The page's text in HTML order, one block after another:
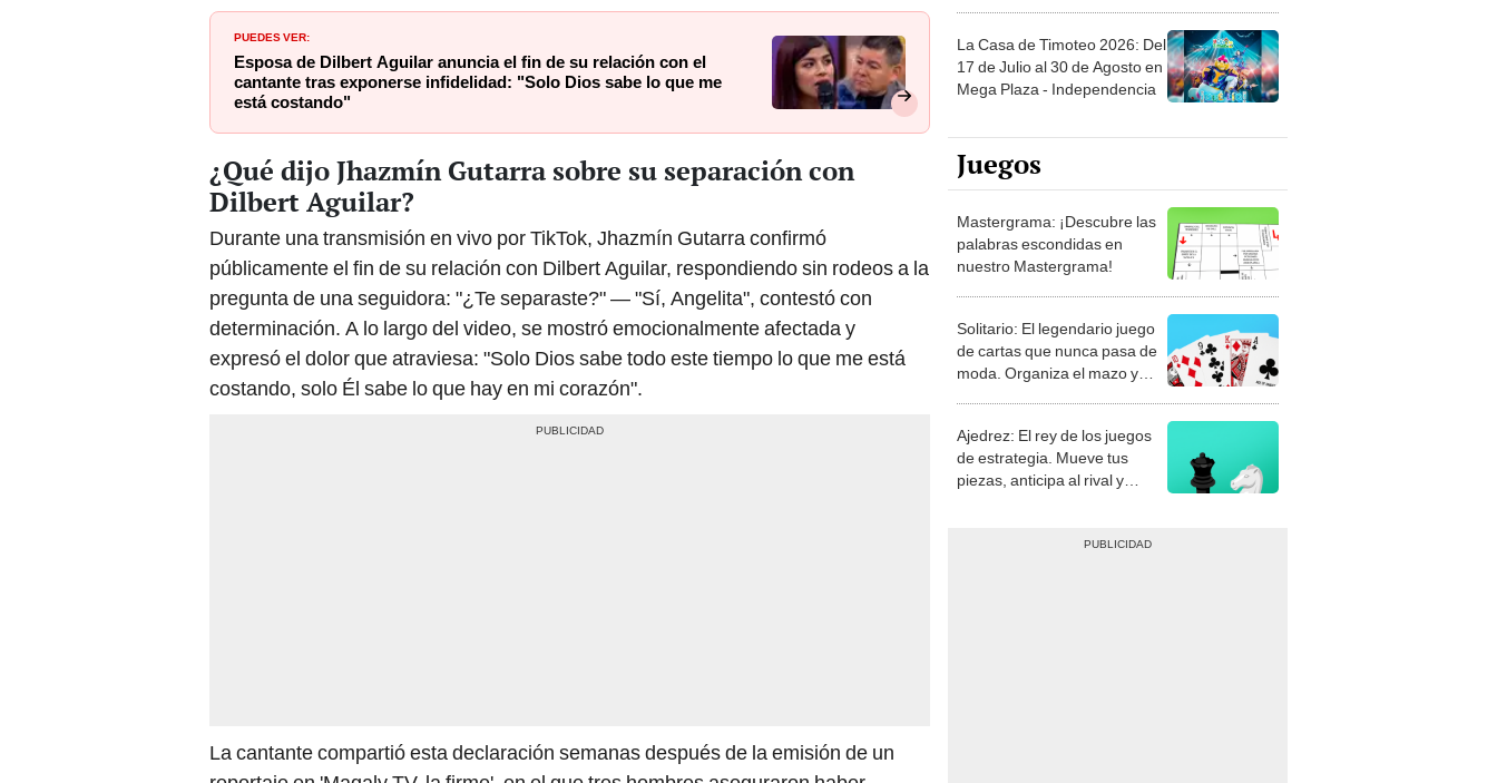
PUEDES VER:
Esposa de Dilbert Aguilar anuncia el fin de su relación con el
cantante tras exponerse infidelidad: "Solo Dios sabe lo que me
está costando"
¿Qué dijo Jhazmín Gutarra sobre su separación con
Dilbert Aguilar?
Durante una transmisión en vivo por TikTok, Jhazmín Gutarra confirmó
públicamente el fin de su relación con Dilbert Aguilar, respondiendo sin rodeos a la
pregunta de una seguidora: "¿Te separaste?" — "Sí, Angelita", contestó con
determinación. A lo largo del video, se mostró emocionalmente afectada y
expresó el dolor que atraviesa: "Solo Dios sabe todo este tiempo lo que me está
costando, solo Él sabe lo que hay en mi corazón".
La cantante compartió esta declaración semanas después de la emisión de un
La Casa de Timoteo 2026: Del
17 de Julio al 30 de Agosto en
Mega Plaza - Independencia
Juegos
Mastergrama: ¡Descubre las
palabras escondidas en
nuestro Mastergrama!
Solitario: El legendario juego
de cartas que nunca pasa de
moda. Organiza el mazo y
Ajedrez: El rey de los juegos
de estrategia. Mueve tus
piezas, anticipa al rival y